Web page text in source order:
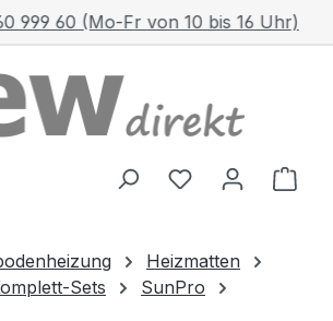
Versand mit DHL ab 100 €
Heizmatten
Sets
SunPro